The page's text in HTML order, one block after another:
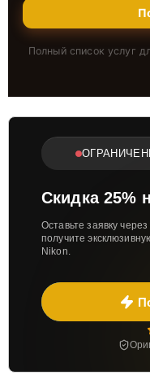
Полный список услуг
Скидка 25%
Оставьте заявку
получите
Nikon.